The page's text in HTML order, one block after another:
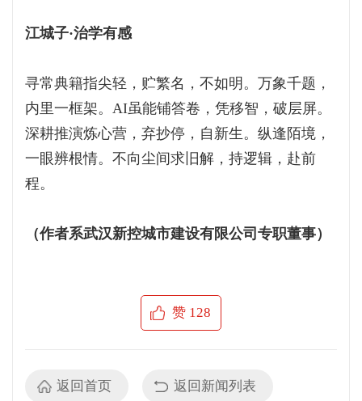
江城子·治学有感
寻常典籍指尖轻，贮繁名，不如明。万象千题，
内里一框架。AI虽能铺答卷，凭移智，破层屏。
深耕推演炼心营，弃抄停，自新生。纵逢陌境，
一眼辨根情。不向尘间求旧解，持逻辑，赴前
程。
（作者系武汉新控城市建设有限公司专职董事）
赞 128
返回首页 返回新闻列表